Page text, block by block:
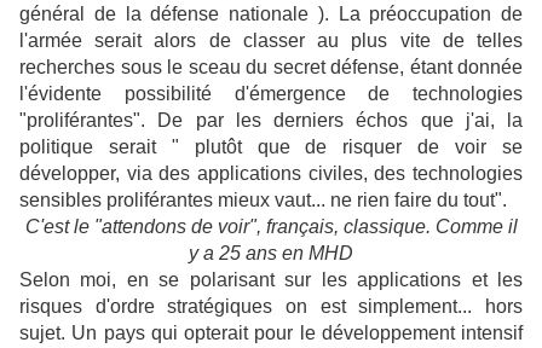
général de la défense nationale ). La préoccupation de
l'armée serait alors de classer au plus vite de telles
recherches sous le sceau du secret défense, étant donnée
l'évidente possibilité d'émergence de technologies
"proliférantes". De par les derniers échos que j'ai, la
politique serait " plutôt que de risquer de voir se
développer, via des applications civiles, des technologies
sensibles proliférantes mieux vaut... ne rien faire du tout".
C'est le "attendons de voir", français, classique. Comme il
y a 25 ans en MHD
Selon moi, en se polarisant sur les applications et les
risques d'ordre stratégiques on est simplement... hors
sujet. Un pays qui opterait pour le développement intensif